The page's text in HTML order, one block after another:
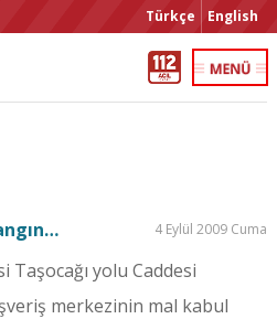
Türkçe English
4 Eylül 2009 Cuma
Taşocağı yolu Caddesi
merkezinin mal kabul